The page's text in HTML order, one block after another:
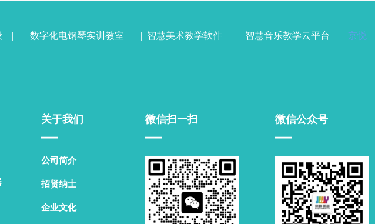
微信公众号
微信扫一扫
关于我们
公司简介
招贤纳士
企业文化
| 数字化电钢琴实训教室 | 智慧美术教学软件 | 智慧音乐教学云平台 |
京悦